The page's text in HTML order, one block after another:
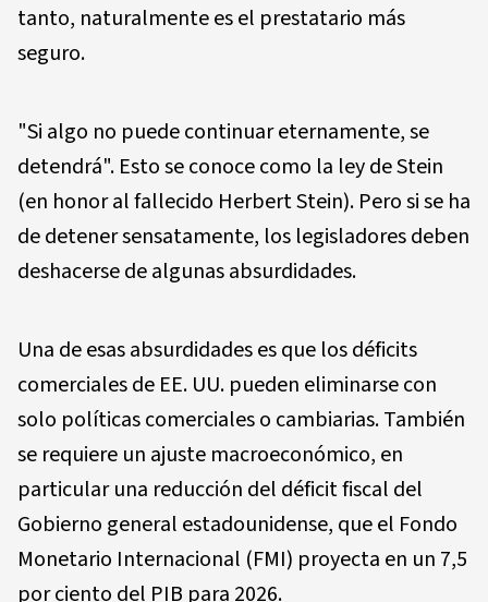
tanto, naturalmente es el prestatario más
seguro.
"Si algo no puede continuar eternamente, se
detendrá". Esto se conoce como la ley de Stein
(en honor al fallecido Herbert Stein). Pero si se ha
de detener sensatamente, los legisladores deben
deshacerse de algunas absurdidades.
Una de esas absurdidades es que los déficits
comerciales de EE. UU. pueden eliminarse con
solo políticas comerciales o cambiarias. También
se requiere un ajuste macroeconómico, en
particular una reducción del déficit fiscal del
Gobierno general estadounidense, que el Fondo
Monetario Internacional (FMI) proyecta en un 7,5
por ciento del PIB para 2026.